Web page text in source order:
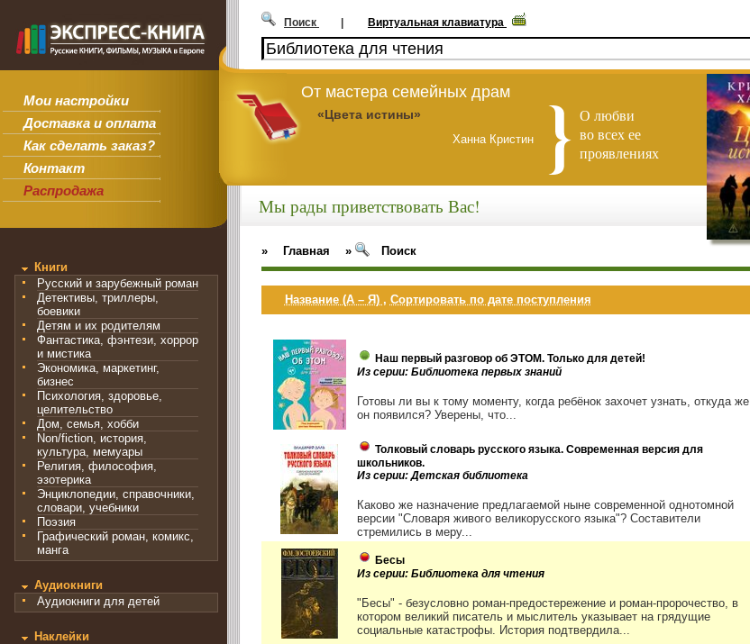
Мои настройки
Доставка и оплата
Как сделать заказ?
Контакт
Распродажа
Поиск | Виртуальная клавиатура
От мастера семейных драм
«Цвета истины»
Ханна Кристин
О любви
во всех ее
проявлениях
Книги
Русский и зарубежный роман
Детективы, триллеры,
боевики
Детям и их родителям
Фантастика, фэнтези, хоррор
и мистика
Экономика, маркетинг,
бизнес
Психология, здоровье,
целительство
Дом, семья, хобби
Non/fiction, история,
культура, мемуары
Религия, философия,
эзотерика
Энциклопедии, справочники,
словари, учебники
Поэзия
Графический роман, комикс,
манга
Аудиокниги
Аудиокниги для детей
Наклейки
Мы рады приветствовать Вас!
» Главная » Поиск
Название (А – Я) , Сортировать по дате поступления
Наш первый разговор об ЭТОМ. Только для детей!
Из серии: Библиотека первых знаний
Готовы ли вы к тому моменту, когда ребёнок захочет узнать, откуда же
он появился? Уверены, что...
Толковый словарь русского языка. Современная версия для
школьников.
Из серии: Детская библиотека
Каково же назначение предлагаемой ныне современной однотомной
версии "Словаря живого великорусского языка"? Составители
стремились в меру...
Бесы
Из серии: Библиотека для чтения
"Бесы" - безусловно роман-предостережение и роман-пророчество, в
котором великий писатель и мыслитель указывает на грядущие
социальные катастрофы. История подтвердила...